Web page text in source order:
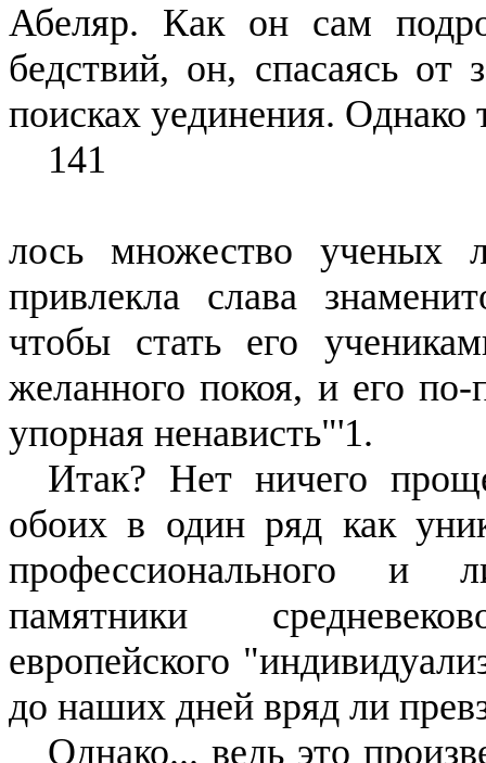
Абеляр. Как он сам
бедствий, он, спасаясь
поисках уединения. Однако
141
лось множество ученых
привле­кла слава
чтобы стать его
желанного покоя, и его
упорная ненависть"'1.
Итак? Нет ничего
обоих в один ряд как
про­фессионального и
памятники
европейского
до наших дней вряд ли
Однако... ведь это